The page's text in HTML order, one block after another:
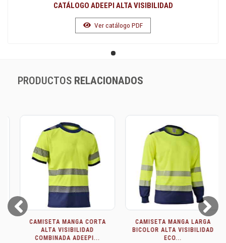
CATÁLOGO ADEEPI ALTA VISIBILIDAD
Ver catálogo PDF
PRODUCTOS RELACIONADOS
Prev
CAMISETA MANGA CORTA
ALTA VISIBILIDAD
COMBINADA ADEEPI...
CAMISETA MANGA LARGA
BICOLOR ALTA VISIBILIDAD
ECO...
Next